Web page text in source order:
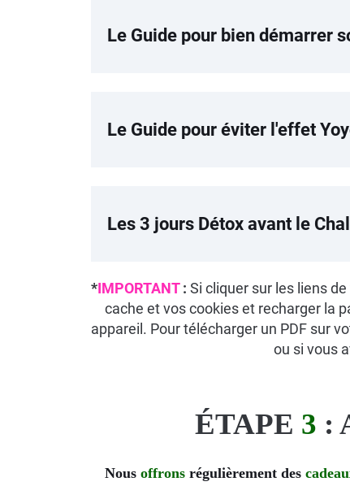
Le Guide pour bien démarrer
Le Guide pour éviter l'effet
Les 3 jours Détox avant le
*IMPORTANT: Si cliquer sur les liens
cache et vos cookies et recharger la
appareil. Pour télécharger un PDF sur
ou si vous
ÉTAPE 3 :
Nous offronsrégulièrement des